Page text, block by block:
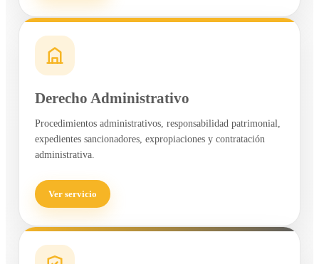
Derecho Administrativo
Procedimientos administrativos, responsabilidad patrimonial,
expedientes sancionadores, expropiaciones y contratación
administrativa.
Ver servicio